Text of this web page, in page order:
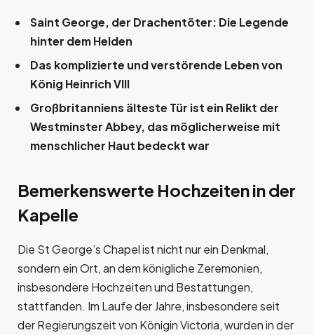
Saint George, der Drachentöter: Die Legende
hinter dem Helden
Das komplizierte und verstörende Leben von
König Heinrich VIII
Großbritanniens älteste Tür ist ein Relikt der
Westminster Abbey, das möglicherweise mit
menschlicher Haut bedeckt war
Bemerkenswerte Hochzeiten in der
Kapelle
Die St George’s Chapel ist nicht nur ein Denkmal,
sondern ein Ort, an dem königliche Zeremonien,
insbesondere Hochzeiten und Bestattungen,
stattfanden. Im Laufe der Jahre, insbesondere seit
der Regierungszeit von Königin Victoria, wurden in der